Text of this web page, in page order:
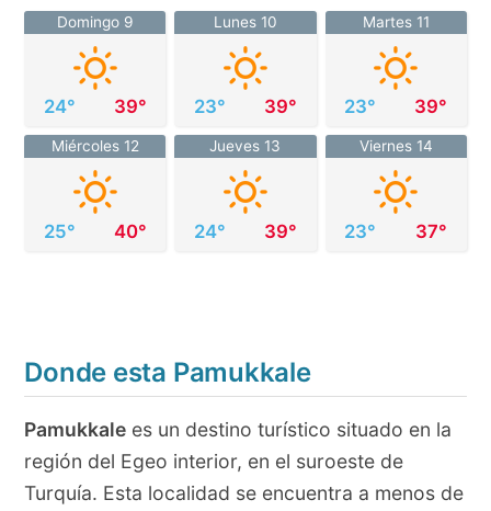
Domingo 9
24° 39°
Lunes 10
23° 39°
Martes 11
23° 39°
Miércoles 12
25° 40°
Jueves 13
24° 39°
Viernes 14
23° 37°
Donde esta Pamukkale
Pamukkale es un destino turístico situado en la
región del Egeo interior, en el suroeste de
Turquía. Esta localidad se encuentra a menos de